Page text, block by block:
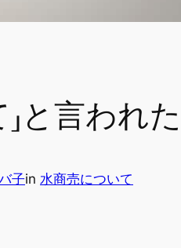
と言われ
子in 水商売について